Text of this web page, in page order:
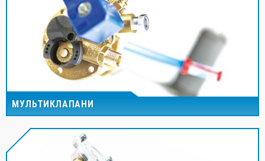
МУЛЬТИКЛАПАНИ